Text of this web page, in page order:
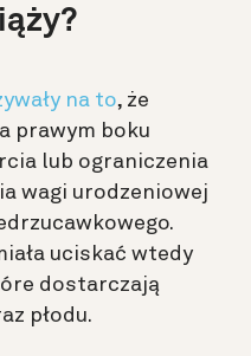
na to, że
prawym boku
lub ograniczenia
wagi urodzeniowej
uciskać wtedy
dostarczają
płodu.